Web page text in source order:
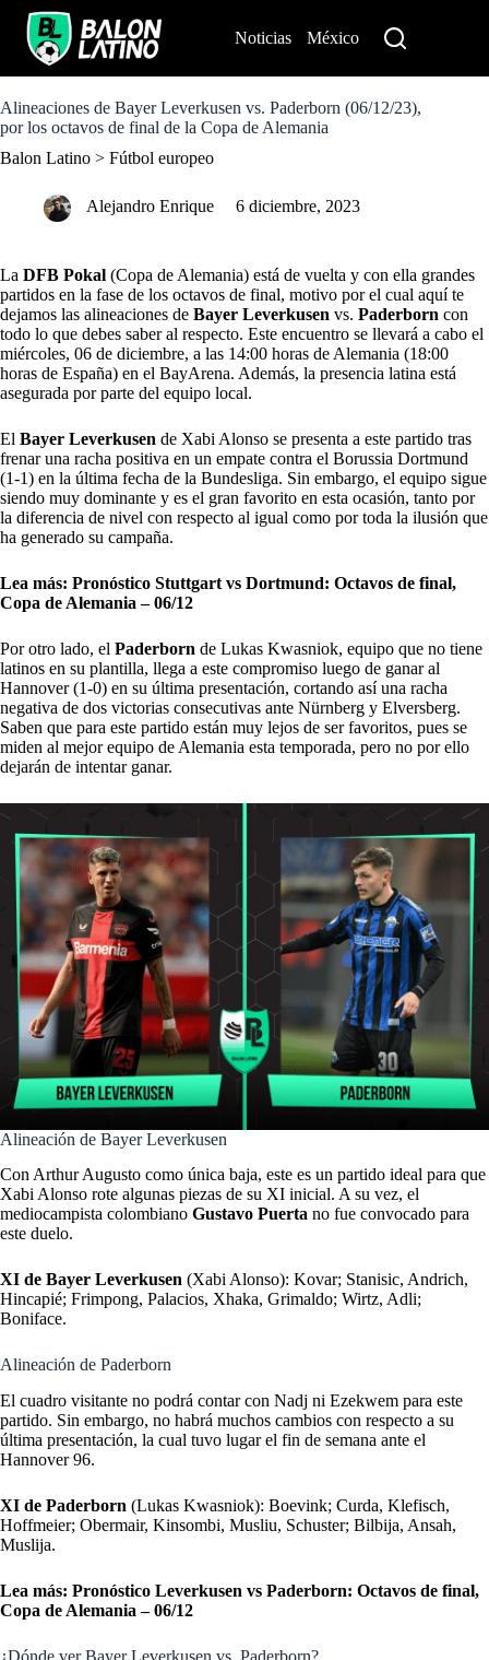
o
c
n
Noticias México
Alineaciones de Bayer Leverkusen vs. Paderborn (06/12/23),
por los octavos de final de la Copa de Alemania
Balon Latino > Fútbol europeo
Alejandro Enrique 6 diciembre, 2023
La DFB Pokal (Copa de Alemania) está de vuelta y con ella grandes
partidos en la fase de los octavos de final, motivo por el cual aquí te
dejamos las alineaciones de Bayer Leverkusen vs. Paderborn con
todo lo que debes saber al respecto. Este encuentro se llevará a cabo el
miércoles, 06 de diciembre, a las 14:00 horas de Alemania (18:00
horas de España) en el BayArena. Además, la presencia latina está
asegurada por parte del equipo local.
El Bayer Leverkusen de Xabi Alonso se presenta a este partido tras
frenar una racha positiva en un empate contra el Borussia Dortmund
(1-1) en la última fecha de la Bundesliga. Sin embargo, el equipo sigue
siendo muy dominante y es el gran favorito en esta ocasión, tanto por
la diferencia de nivel con respecto al igual como por toda la ilusión que
ha generado su campaña.
Lea más: Pronóstico Stuttgart vs Dortmund: Octavos de final,
Copa de Alemania – 06/12
Por otro lado, el Paderborn de Lukas Kwasniok, equipo que no tiene
latinos en su plantilla, llega a este compromiso luego de ganar al
Hannover (1-0) en su última presentación, cortando así una racha
negativa de dos victorias consecutivas ante Nürnberg y Elversberg.
Saben que para este partido están muy lejos de ser favoritos, pues se
miden al mejor equipo de Alemania esta temporada, pero no por ello
dejarán de intentar ganar.
Alineación de Bayer Leverkusen
Con Arthur Augusto como única baja, este es un partido ideal para que
Xabi Alonso rote algunas piezas de su XI inicial. A su vez, el
mediocampista colombiano Gustavo Puerta no fue convocado para
este duelo.
XI de Bayer Leverkusen (Xabi Alonso): Kovar; Stanisic, Andrich,
Hincapié; Frimpong, Palacios, Xhaka, Grimaldo; Wirtz, Adli;
Boniface.
Alineación de Paderborn
El cuadro visitante no podrá contar con Nadj ni Ezekwem para este
partido. Sin embargo, no habrá muchos cambios con respecto a su
última presentación, la cual tuvo lugar el fin de semana ante el
Hannover 96.
XI de Paderborn (Lukas Kwasniok): Boevink; Curda, Klefisch,
Hoffmeier; Obermair, Kinsombi, Musliu, Schuster; Bilbija, Ansah,
Muslija.
Lea más: Pronóstico Leverkusen vs Paderborn: Octavos de final,
Copa de Alemania – 06/12